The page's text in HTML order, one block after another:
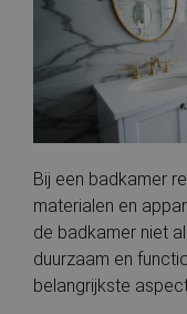
Bij een badkamer
materialen en
de badkamer niet
duurzaam en
belangrijkste